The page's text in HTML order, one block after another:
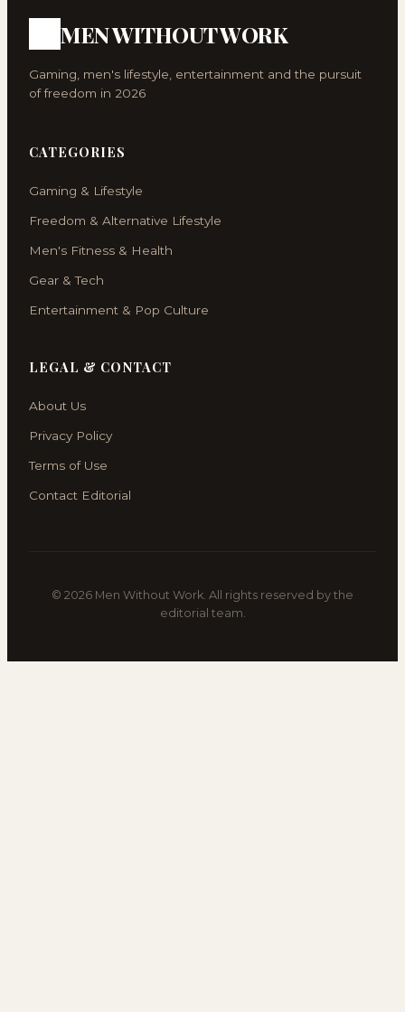
MEN WITHOUT WORK
Gaming, men's lifestyle, entertainment and the pursuit
of freedom in 2026
CATEGORIES
Gaming & Lifestyle
Freedom & Alternative Lifestyle
Men's Fitness & Health
Gear & Tech
Entertainment & Pop Culture
LEGAL & CONTACT
About Us
Privacy Policy
Terms of Use
Contact Editorial
© 2026 Men Without Work. All rights reserved by the
editorial team.